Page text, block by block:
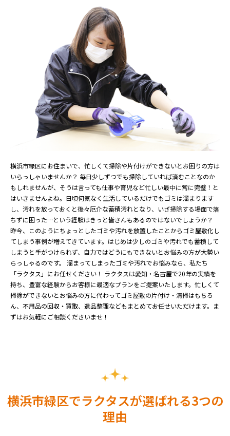
横浜市緑区にお住まいで、忙しくて掃除や片付けができないとお困りの方は
いらっしゃいませんか？ 毎日少しずつでも掃除していれば済むことなのか
もしれませんが、そうは言っても仕事や育児など忙しい最中に常に完璧！と
はいきませんよね。日頃何気なく生活しているだけでもゴミは溜まります
し、汚れを放っておくと後々厄介な蓄積汚れとなり、いざ掃除する場面で落
ちずに困った…という経験はきっと皆さんもあるのではないでしょうか？
昨今、このようにちょっとしたゴミや汚れを放置したことからゴミ屋敷化し
てしまう事例が増えてきています。はじめは少しのゴミや汚れでも蓄積して
しまうと手がつけられず、自力ではどうにもできないとお悩みの方が大勢い
らっしゃるのです。 溜まってしまったゴミや汚れでお悩みなら、私たち
「ラクタス」にお任せください！ ラクタスは愛知・名古屋で20年の実績を
持ち、豊富な経験からお客様に最適なプランをご提案いたします。忙しくて
掃除ができないとお悩みの方に代わってゴミ屋敷の片付け・清掃はもちろ
ん、不用品の回収・買取、遺品整理などもまとめてお任せいただけます。ま
ずはお気軽にご相談くださいませ！
横浜市緑区でラクタスが選ばれる3つの
理由